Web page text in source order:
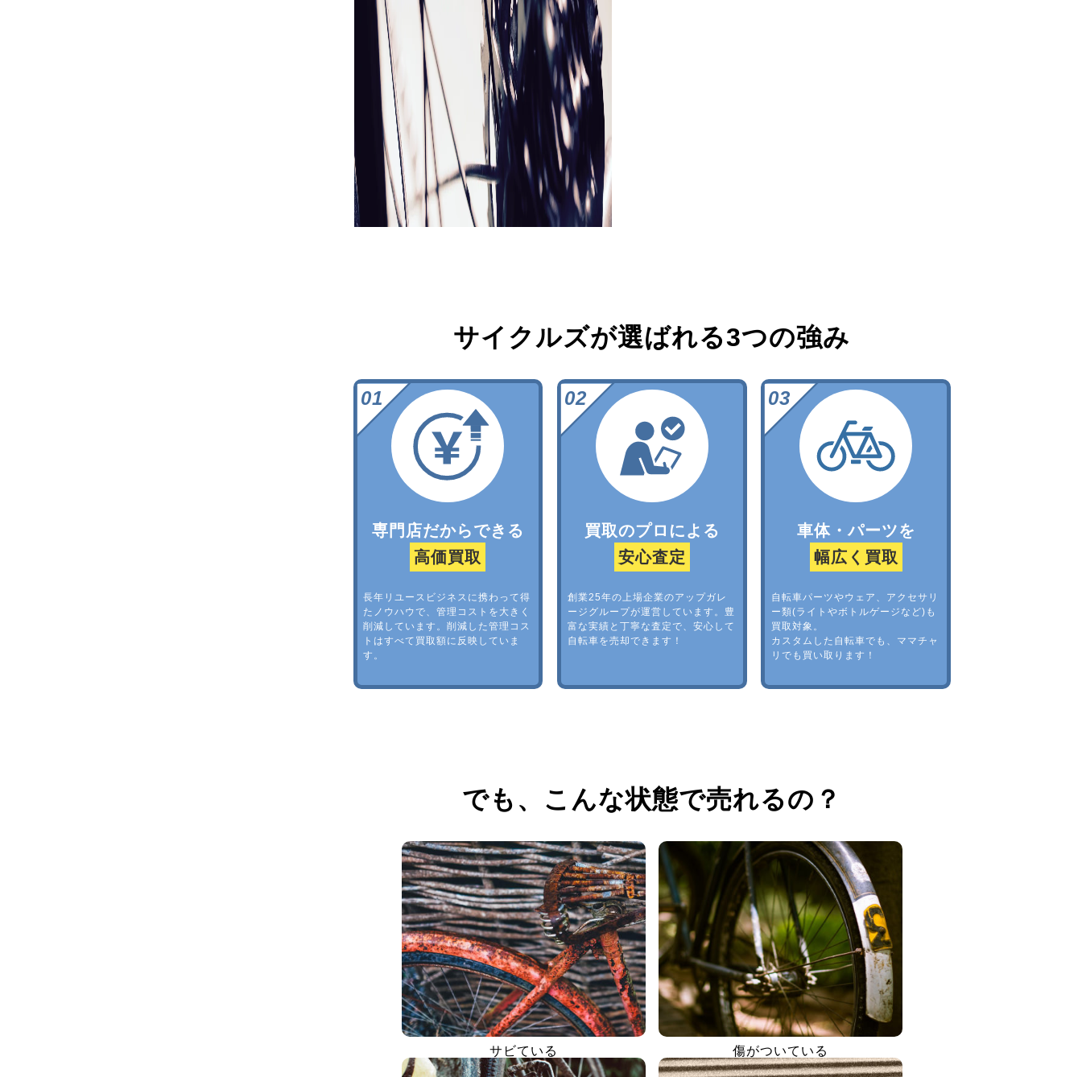
サイクルズが選ばれる3つの強み
専門店だからできる
高価買取
長年リユースビジネスに携わって得
たノウハウで、管理コストを大きく
削減しています。削減した管理コス
トはすべて買取額に反映していま
す。
買取のプロによる
安心査定
創業25年の上場企業のアップガレ
ージグループが運営しています。豊
富な実績と丁寧な査定で、安心して
自転車を売却できます！
車体・パーツを
幅広く買取
自転車パーツやウェア、アクセサリ
ー類(ライトやボトルゲージなど)も
買取対象。
カスタムした自転車でも、ママチャ
リでも買い取ります！
でも、 こんな状態で売れるの？
サビている 傷がついている